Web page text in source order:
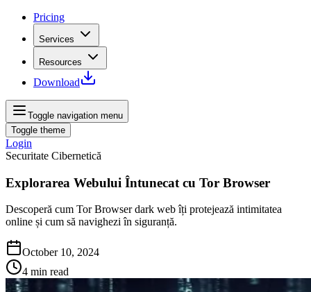
Pricing
Services
Resources
Download
Toggle navigation menu
Toggle theme
Login
Securitate Cibernetică
Explorarea Webului Întunecat cu Tor Browser
Descoperă cum Tor Browser dark web îți protejează intimitatea
online și cum să navighezi în siguranță.
October 10, 2024
4 min read